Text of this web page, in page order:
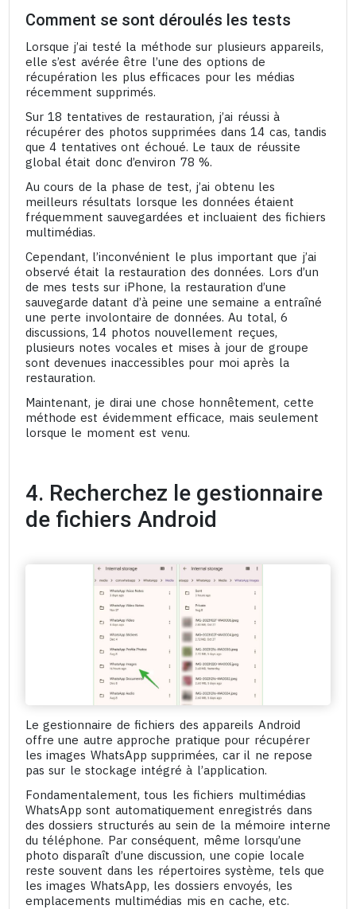
Comment se sont déroulés les tests
Lorsque j’ai testé la méthode sur plusieurs appareils,
elle s’est avérée être l’une des options de
récupération les plus efficaces pour les médias
récemment supprimés.
Sur 18 tentatives de restauration, j’ai réussi à
récupérer des photos supprimées dans 14 cas, tandis
que 4 tentatives ont échoué. Le taux de réussite
global était donc d’environ 78 %.
Au cours de la phase de test, j’ai obtenu les
meilleurs résultats lorsque les données étaient
fréquemment sauvegardées et incluaient des fichiers
multimédias.
Cependant, l’inconvénient le plus important que j’ai
observé était la restauration des données. Lors d’un
de mes tests sur iPhone, la restauration d’une
sauvegarde datant d’à peine une semaine a entraîné
une perte involontaire de données. Au total, 6
discussions, 14 photos nouvellement reçues,
plusieurs notes vocales et mises à jour de groupe
sont devenues inaccessibles pour moi après la
restauration.
Maintenant, je dirai une chose honnêtement, cette
méthode est évidemment efficace, mais seulement
lorsque le moment est venu.
4. Recherchez le gestionnaire
de fichiers Android
Le gestionnaire de fichiers des appareils Android
offre une autre approche pratique pour récupérer
les images WhatsApp supprimées, car il ne repose
pas sur le stockage intégré à l’application.
Fondamentalement, tous les fichiers multimédias
WhatsApp sont automatiquement enregistrés dans
des dossiers structurés au sein de la mémoire interne
du téléphone. Par conséquent, même lorsqu’une
photo disparaît d’une discussion, une copie locale
reste souvent dans les répertoires système, tels que
les images WhatsApp, les dossiers envoyés, les
emplacements multimédias mis en cache, etc.